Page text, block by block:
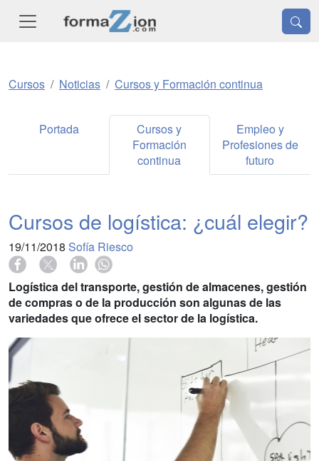
Cursos Noticias Cursos y Formación continua
Portada
Cursos y
Formación
continua
Empleo y
Profesiones de
futuro
Cursos de logística: ¿cuál elegir?
19/11/2018 Sofía Riesco
Logística del transporte, gestión de almacenes, gestión
de compras o de la producción son algunas de las
variedades que ofrece el sector de la logística.